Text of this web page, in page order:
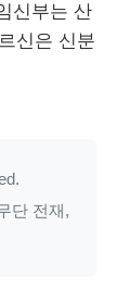
신부는 산
신은 신분
단 전재,